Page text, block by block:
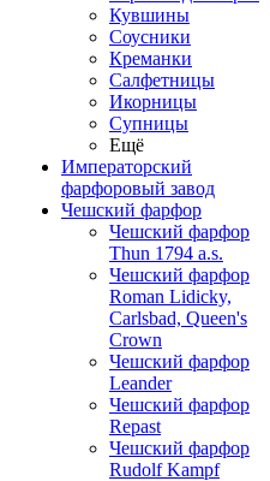
Кувшины
Соусники
Креманки
Салфетницы
Икорницы
Супницы
Ещё
Императорский
фарфоровый завод
Чешский фарфор
Чешский фарфор
Thun 1794 a.s.
Чешский фарфор
Roman Lidicky,
Carlsbad, Queen's
Crown
Чешский фарфор
Leander
Чешский фарфор
Repast
Чешский фарфор
Rudolf Kampf